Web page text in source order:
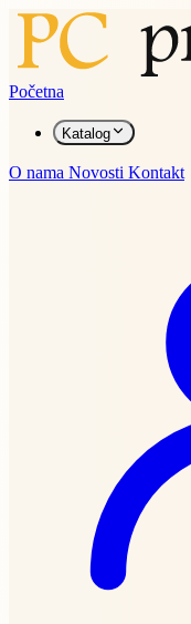
Početna
Katalog
O nama Novosti Kontakt